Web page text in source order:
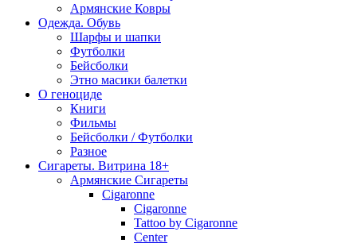
Армянские Ковры
Одежда. Обувь
Шарфы и шапки
Футболки
Бейсболки
Этно масики балетки
О геноциде
Книги
Фильмы
Бейсболки / Футболки
Разное
Сигареты. Витрина 18+
Армянские Сигареты
Cigaronne
Cigaronne
Tattoo by Cigaronne
Center